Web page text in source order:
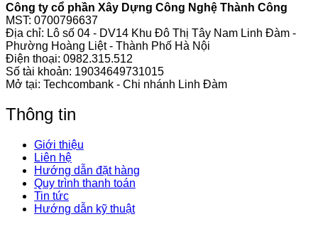
Công ty cổ phần Xây Dựng Công Nghệ Thành Công
MST: 0700796637
Địa chỉ: Lô số 04 - DV14 Khu Đô Thị Tây Nam Linh Đàm -
Phường Hoàng Liệt - Thành Phố Hà Nội
Điện thoại: 0982.315.512
Số tài khoản: 19034649731015
Mở tại: Techcombank - Chi nhánh Linh Đàm
Thông tin
Giới thiệu
Liên hệ
Hướng dẫn đặt hàng
Quy trình thanh toán
Tin tức
Hướng dẫn kỹ thuật